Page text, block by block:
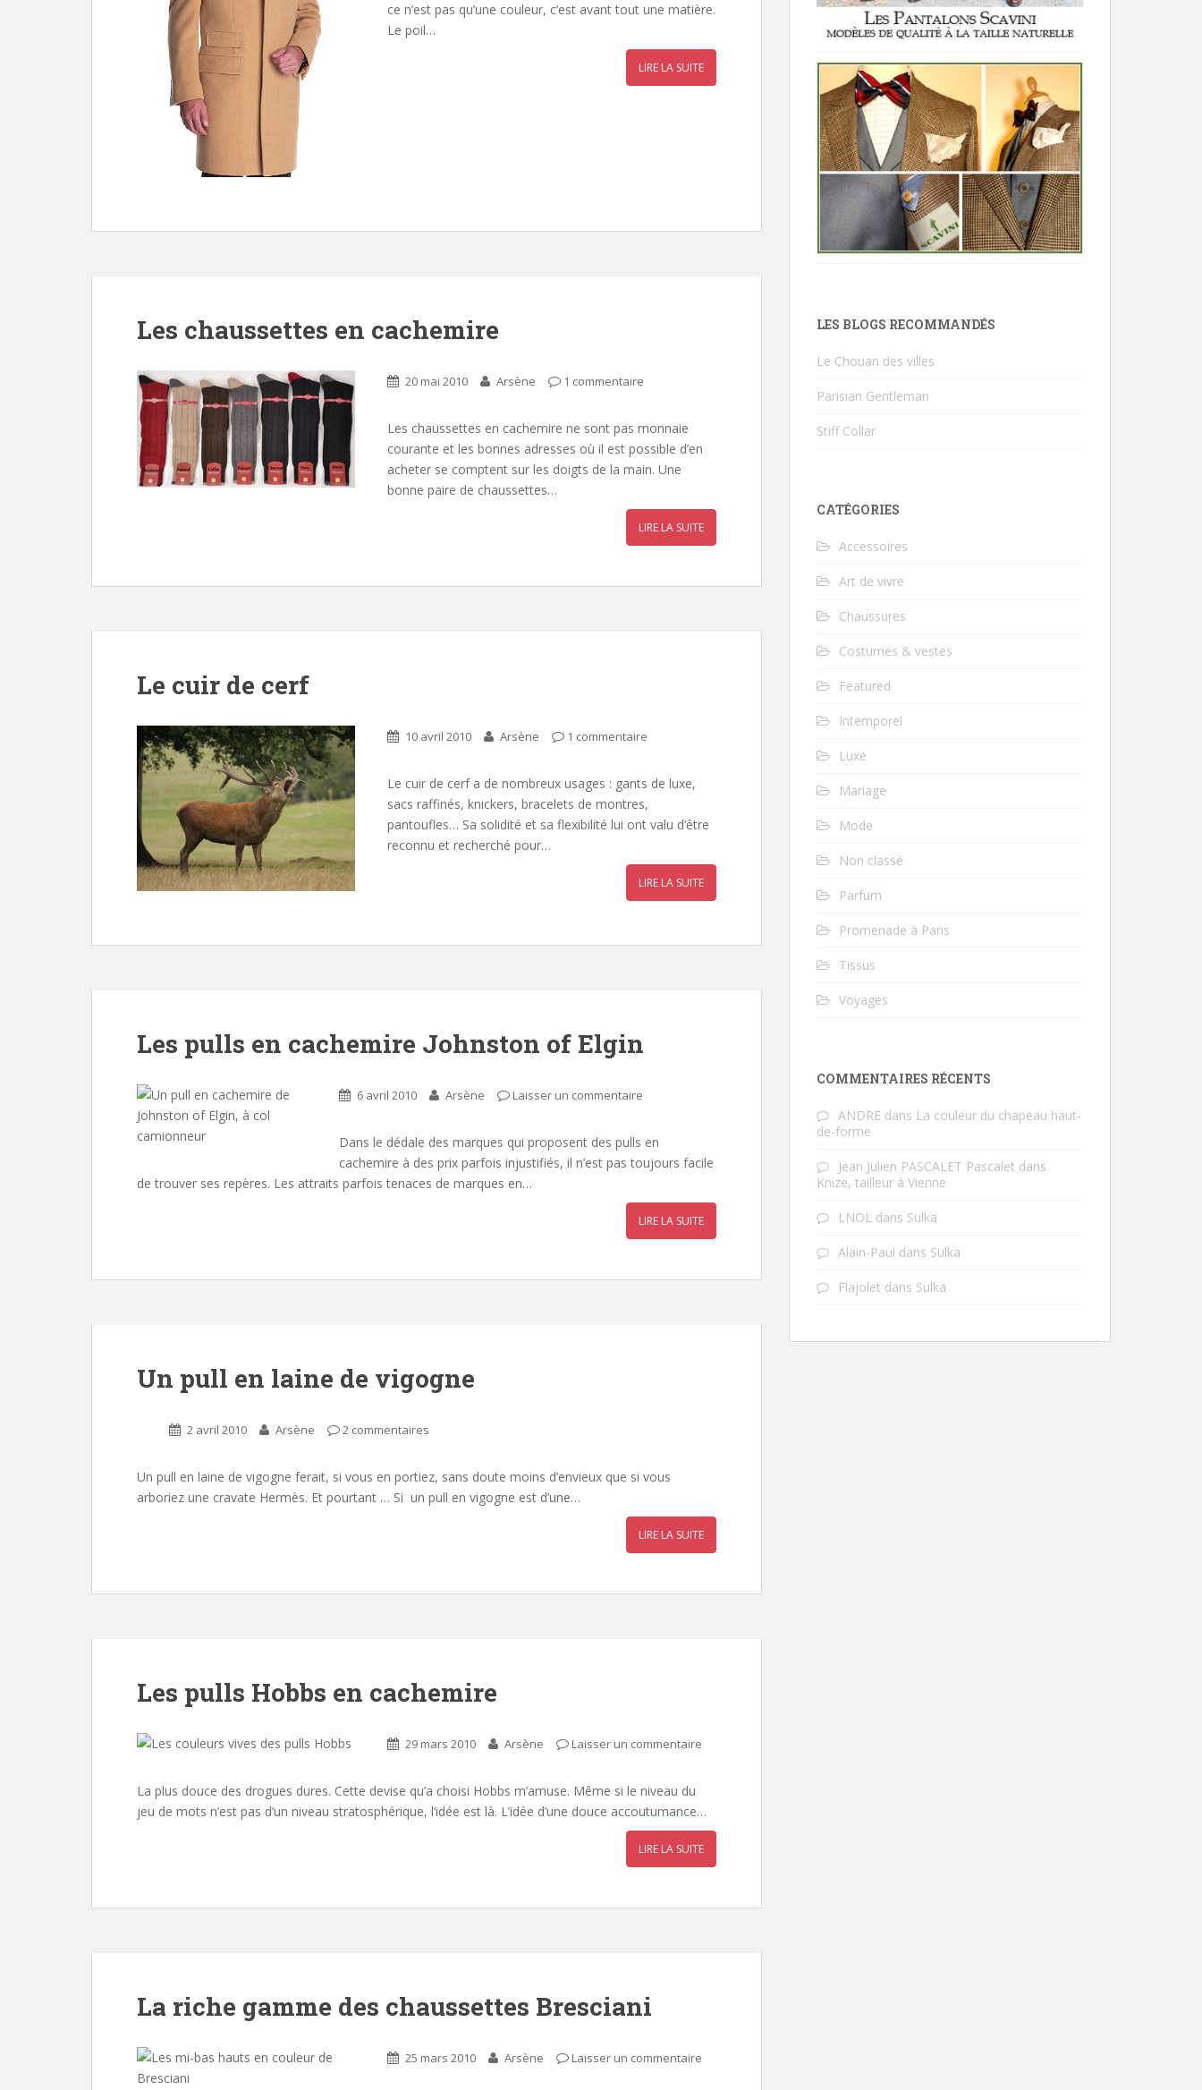
ce n’est pas qu’une couleur, c’est avant tout une matière.
Le poil…
LIRE LA SUITE
Les chaussettes en cachemire
20 mai 2010 Arsène 1 commentaire
Les chaussettes en cachemire ne sont pas monnaie
courante et les bonnes adresses où il est possible d’en
acheter se comptent sur les doigts de la main. Une
bonne paire de chaussettes…
LIRE LA SUITE
Le cuir de cerf
10 avril 2010 Arsène 1 commentaire
Le cuir de cerf a de nombreux usages : gants de luxe,
sacs raffinés, knickers, bracelets de montres,
pantoufles… Sa solidité et sa flexibilité lui ont valu d’être
reconnu et recherché pour…
LIRE LA SUITE
Les pulls en cachemire Johnston of Elgin
6 avril 2010 Arsène Laisser un commentaire
Dans le dédale des marques qui proposent des pulls en
cachemire à des prix parfois injustifiés, il n’est pas toujours facile
de trouver ses repères. Les attraits parfois tenaces de marques en…
LIRE LA SUITE
Un pull en laine de vigogne
2 avril 2010 Arsène 2 commentaires
Un pull en laine de vigogne ferait, si vous en portiez, sans doute moins d’envieux que si vous
arboriez une cravate Hermès. Et pourtant … Si un pull en vigogne est d’une…
LIRE LA SUITE
Les pulls Hobbs en cachemire
29 mars 2010 Arsène Laisser un commentaire
La plus douce des drogues dures. Cette devise qu’a choisi Hobbs m’amuse. Même si le niveau du
jeu de mots n’est pas d’un niveau stratosphérique, l’idée est là. L’idée d’une douce accoutumance…
LIRE LA SUITE
La riche gamme des chaussettes Bresciani
25 mars 2010 Arsène Laisser un commentaire
LES BLOGS RECOMMANDÉS
Le Chouan des villes
Parisian Gentleman
Stiff Collar
CATÉGORIES
Accessoires
Art de vivre
Chaussures
Costumes & vestes
Featured
Intemporel
Luxe
Mariage
Mode
Non classé
Parfum
Promenade à Paris
Tissus
Voyages
COMMENTAIRES RÉCENTS
ANDRE dans La couleur du chapeau haut-
de-forme
Jean Julien PASCALET Pascalet dans
Knize, tailleur à Vienne
LNOL dans Sulka
Alain-Paul dans Sulka
Flajolet dans Sulka